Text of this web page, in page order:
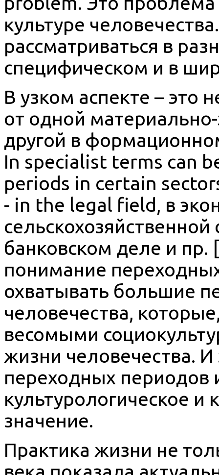
культуре
рассматриваться в
специфическом и в
В узком аспекте – это
от одной
другой в
In specialist terms can
periods in certain
- in the legal field, в
банковском деле и пр.
понимание
охватывать большие
человечества,
весомыми
жизни человечества.
переходных периодов
культурологическое и
значение.
Практика жизни не